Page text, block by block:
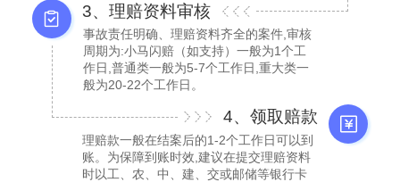
3、理赔资料审核
事故责任明确、理赔资料齐全的案件,审核
周期为:小马闪赔（如支持）一般为1个工
作日,普通类一般为5-7个工作日,重大类一
般为20-22个工作日。
4、领取赔款
理赔款一般在结案后的1-2个工作日可以到
账。为保障到账时效,建议在提交理赔资料
时以工、农、中、建、交或邮储等银行卡